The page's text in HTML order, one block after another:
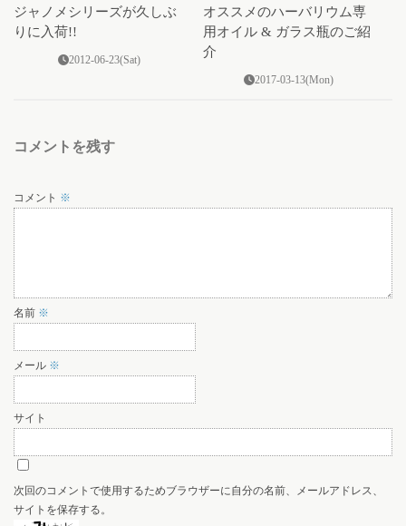
ジャノメシリーズが久しぶ
りに入荷!!
2012-06-23(Sat)
オススメのハーバリウム専
用オイル & ガラス瓶のご紹
介
2017-03-13(Mon)
コメントを残す
コメント ※
名前 ※
メール ※
サイト
次回のコメントで使用するためブラウザーに自分の名前、メールアドレス、
サイトを保存する。